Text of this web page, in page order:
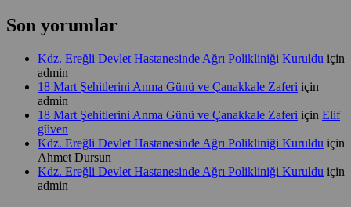
Son yorumlar
Kdz. Ereğli Devlet Hastanesinde Ağrı Polikliniği Kuruldu için
admin
18 Mart Şehitlerini Anma Günü ve Çanakkale Zaferi için
admin
18 Mart Şehitlerini Anma Günü ve Çanakkale Zaferi için Elif
güven
Kdz. Ereğli Devlet Hastanesinde Ağrı Polikliniği Kuruldu için
Ahmet Dursun
Kdz. Ereğli Devlet Hastanesinde Ağrı Polikliniği Kuruldu için
admin